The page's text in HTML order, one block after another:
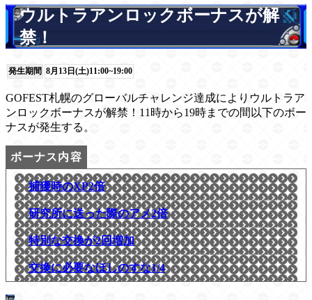
ウルトラアンロックボーナスが解
禁！
発生期間 8月13日(土)11:00~19:00
GOFEST札幌のグローバルチャレンジ達成によりウルトラア
ンロックボーナスが解禁！11時から19時までの間以下のボー
ナスが発生する。
捕獲時のXP2倍
研究所に送った際のアメ2倍
特別な交換が2回増加
交換に必要なほしのすな1/4